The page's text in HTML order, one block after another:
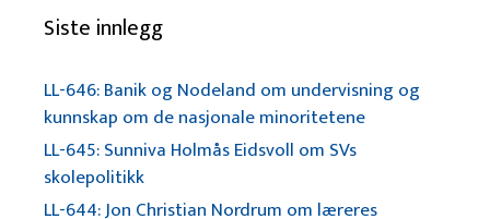
Siste innlegg
LL-646: Banik og Nodeland om undervisning og
kunnskap om de nasjonale minoritetene
LL-645: Sunniva Holmås Eidsvoll om SVs
skolepolitikk
LL-644: Jon Christian Nordrum om læreres